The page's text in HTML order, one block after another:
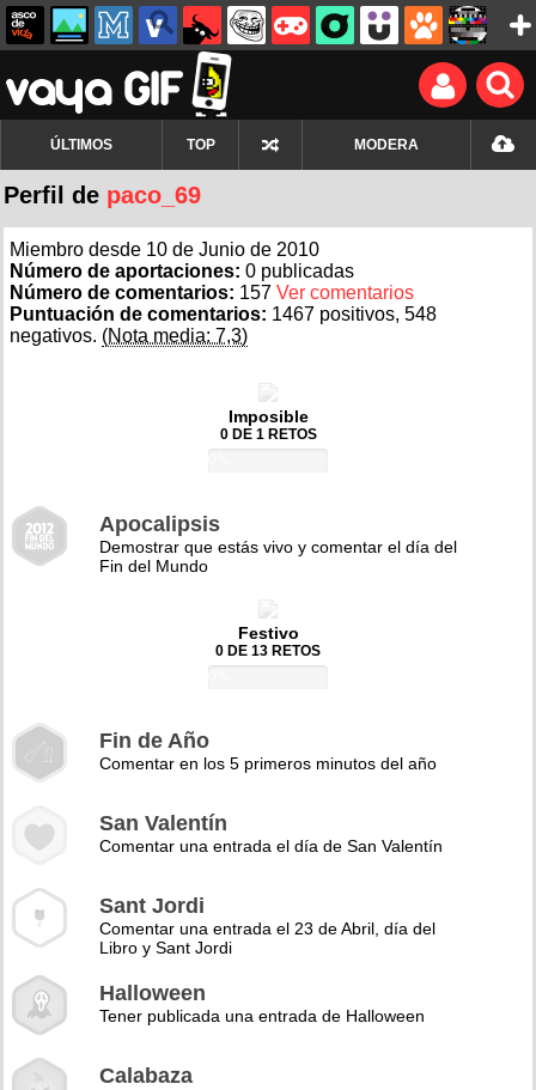
ÚLTIMOS TOP MODERA
Perfil de paco_69
Miembro desde 10 de Junio de 2010
Número de aportaciones: 0 publicadas
Número de comentarios: 157 Ver comentarios
Puntuación de comentarios: 1467 positivos, 548
negativos. (Nota media: 7,3)
Imposible
0 DE 1 RETOS
Apocalipsis
Demostrar que estás vivo y comentar el día del
Fin del Mundo
Festivo
0 DE 13 RETOS
Fin de Año
Comentar en los 5 primeros minutos del año
San Valentín
Comentar una entrada el día de San Valentín
Sant Jordi
Comentar una entrada el 23 de Abril, día del
Libro y Sant Jordi
Halloween
Tener publicada una entrada de Halloween
Calabaza